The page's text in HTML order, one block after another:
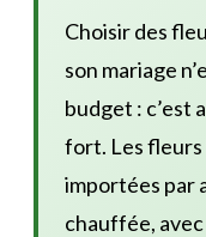
Choisir des
son mariage
budget : c’est
fort. Les fleurs
importées par
chauffée,